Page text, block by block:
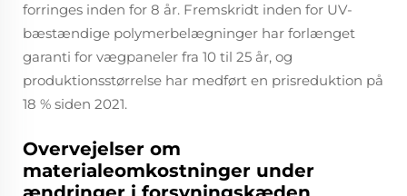
forringes inden for 8 år. Fremskridt inden for UV-
bæstændige polymerbelægninger har forlænget
garanti for vægpaneler fra 10 til 25 år, og
produktionsstørrelse har medført en prisreduktion på
18 % siden 2021.
Overvejelser om
materialeomkostninger under